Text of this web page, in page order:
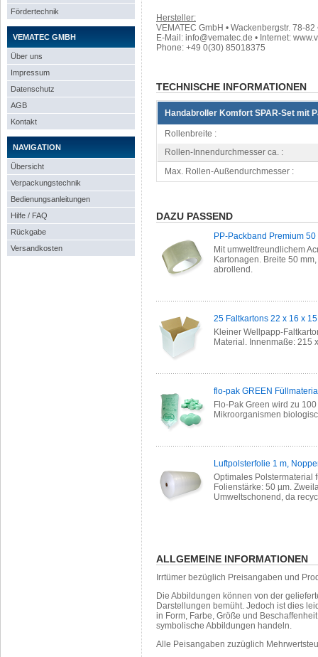
Fördertechnik
VEMATEC GMBH
Über uns
Impressum
Datenschutz
AGB
Kontakt
NAVIGATION
Übersicht
Verpackungstechnik
Bedienungsanleitungen
Hilfe / FAQ
Rückgabe
Versandkosten
Hersteller:
VEMATEC GmbH • Wackenbergstr. 78-
E-Mail: info@vematec.de • Internet:
Phone: +49 0(30) 85018375
TECHNISCHE INFORMATIONEN
Handabroller Komfort SPAR-Set mit
Rollenbreite :
Rollen-Innendurchmesser ca. :
Max. Rollen-Außendurchmesser :
DAZU PASSEND
PP-Packband Premium
Mit umweltfreundlichem
Kartonagen. Breite 50
abrollend.
25 Faltkartons 22 x 16 x
Kleiner Wellpapp-
Material. Innenmaße: 215
flo-pak GREEN
Flo-Pak Green wird zu
Mikroorganismen
Luftpolsterfolie 1 m,
Optimales Polstermaterial
Folienstärke: 50 µm.
Umweltschonend, da
ALLGEMEINE INFORMATIONEN
Irrtümer bezüglich Preisangaben und
Die Abbildungen können von der
Darstellungen bemüht. Jedoch ist dies
in Form, Farbe, Größe und
symbolische Abbildungen handeln.
Alle Peisangaben zuzüglich